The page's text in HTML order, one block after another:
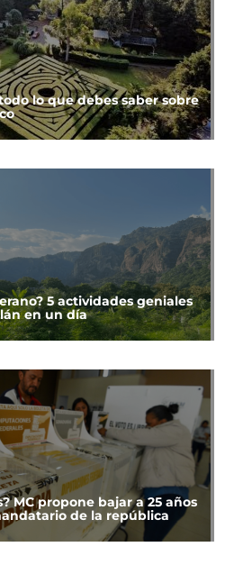
lo que debes saber sobre
5 actividades geniales
en un día
MC propone bajar a 25 años
de la república